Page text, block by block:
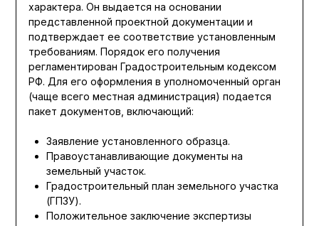
характера. Он выдается на основании
представленной проектной документации и
подтверждает ее соответствие установленным
требованиям. Порядок его получения
регламентирован Градостроительным кодексом
РФ. Для его оформления в уполномоченный орган
(чаще всего местная администрация) подается
пакет документов, включающий:
Заявление установленного образца.
Правоустанавливающие документы на
земельный участок.
Градостроительный план земельного участка
(ГПЗУ).
Положительное заключение экспертизы